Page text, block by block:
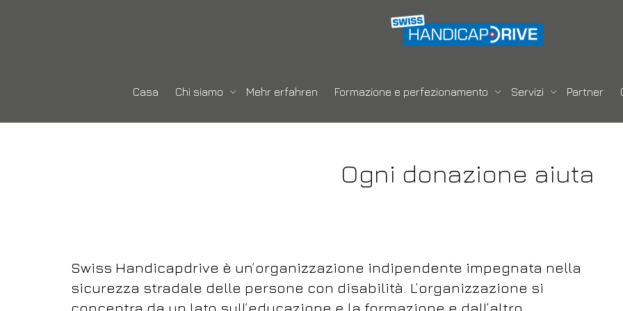
Casa Chi siamo Mehr erfahren Formazione e perfezionamento Servizi Partner
Ogni donazione aiuta
Swiss Handicapdrive è un’organizzazione indipendente impegnata nella
sicurezza stradale delle persone con disabilità. L’organizzazione si